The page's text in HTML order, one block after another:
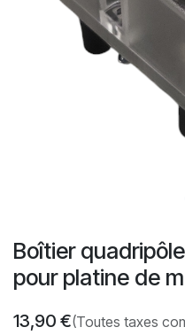
Boîtier
pour platine de
13,90 €(Toutes taxes